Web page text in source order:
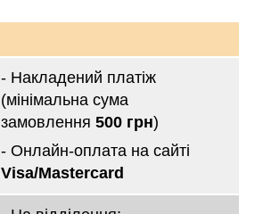
- Накладений платіж
(мінімальна сума
замовлення 500 грн)
- Онлайн-оплата на сайті
Visa/Mastercard